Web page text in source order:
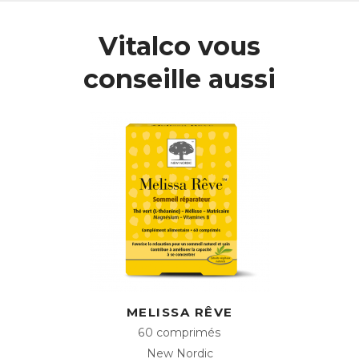
Myrtille et de Houblon, mais aussi de Ginkgo, dont les
feuilles stimulent la microcirculation sanguine, favorisant
une bonne audition.
électrolytique, favorisant une transmission optimale des
signaux, tandis que la Niacine contribue au bon
fonctionnement du système nerveux.
Le Magnésium, la Niacine ainsi que la Vitamine C
permettent également de diminuer la sensation de fatigue
qui accompagne souvent les gênes auditives.
3401560874563
Vitalco vous
conseille aussi
MELISSA RÊVE
60 comprimés
New Nordic